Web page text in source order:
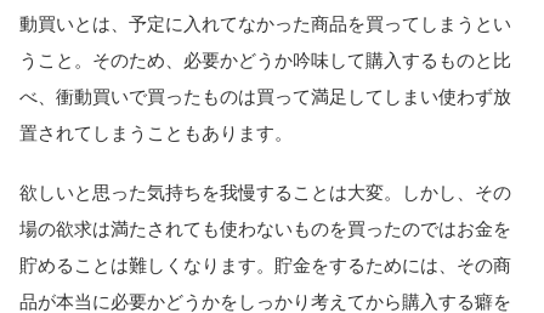
動買いとは、予定に入れてなかった商品を買ってしまうとい
うこと。そのため、必要かどうか吟味して購入するものと比
べ、衝動買いで買ったものは買って満足してしまい使わず放
置されてしまうこともあります。
欲しいと思った気持ちを我慢することは大変。しかし、その
場の欲求は満たされても使わないものを買ったのではお金を
貯めることは難しくなります。貯金をするためには、その商
品が本当に必要かどうかをしっかり考えてから購入する癖を